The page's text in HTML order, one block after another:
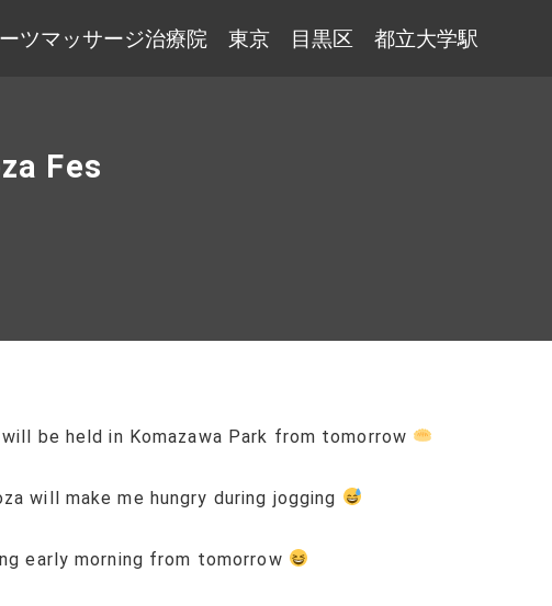
ーツマッサージ治療院 東京 目黒区 都立大学駅
Fes
be held in Komazawa Park from tomorrow
will make me hungry during jogging
early morning from tomorrow